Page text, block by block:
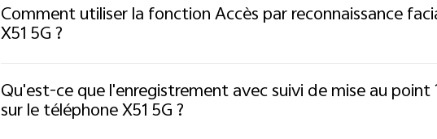
Comment utiliser la fonction Accès par reconnaissance
X51 5G ?
Qu'est-ce que l'enregistrement avec suivi de mise au
sur le téléphone X51 5G ?